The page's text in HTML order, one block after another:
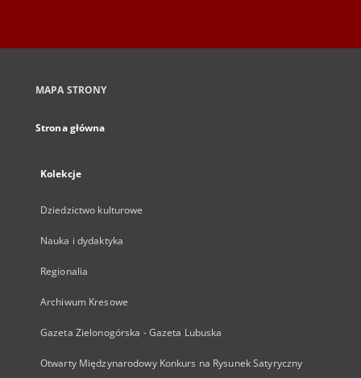
MAPA STRONY
Strona główna
Kolekcje
Dziedzictwo kulturowe
Nauka i dydaktyka
Regionalia
Archiwum Kresowe
Gazeta Zielonogórska - Gazeta Lubuska
Otwarty Międzynarodowy Konkurs na Rysunek Satyryczny